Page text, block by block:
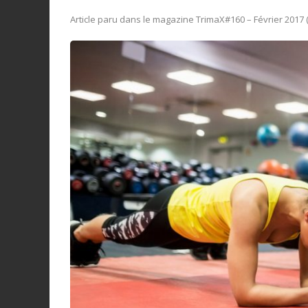
Article paru dans le magazine TrimaX#160 – Février